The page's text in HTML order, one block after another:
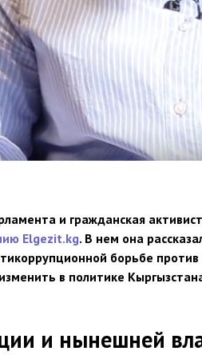
и гражданская
Elgezit.kg. В нем она
борьбе
в политике
и нынешней